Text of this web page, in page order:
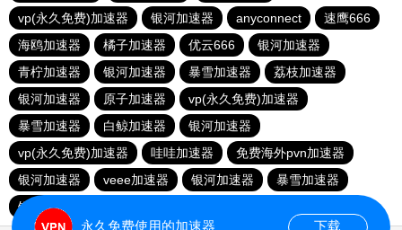
vp(永久免费)加速器
银河加速器 anyconnect
速鹰666
海鸥加速器
橘子加速器 优云666
银河加速器
青柠加速器
银河加速器 暴雪加速器
荔枝加速器
银河加速器
原子加速器
vp(永久免费)加速器
暴雪加速器
白鲸加速器
银河加速器
vp(永久免费)加速器
哇哇加速器
免费海外pvn加速器
银河加速器
veee加速器 银河加速器
暴雪加速器
银河加速器
永久免费使用的加速器 下载